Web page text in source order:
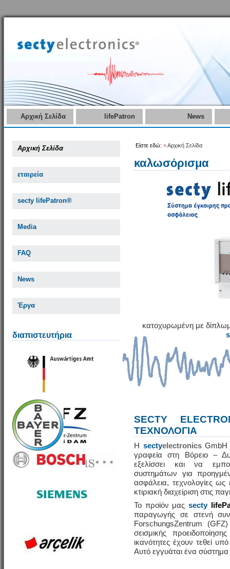
Αρχική Σελίδα lifePatron News
Αρχική Σελίδα
εταιρεία
secty lifePatron®
Media
FAQ
News
Έργα
διαπιστευτήρια
Είστε εδώ: »Αρχική Σελίδα
καλωσόρισμα
κατοχυρωμένη με
SECTY
ΤΕΧΝΟΛΟΓΙΑ
Η sectyelectronicsGmbH
γραφεία στη Βόρειο –
εξελίσσει και να
συστημάτων για
ασφάλεια, τεχνολογίες
κτιριακή διαχείριση στις
Το προϊόν μας secty
παραγωγής σε στενή
ForschungsZentrum
σεισμικής
ικανότητες έχουν τεθεί
Αυτό εγγυάται ένα